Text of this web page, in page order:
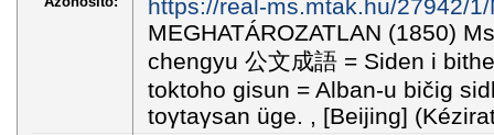
https://real-ms.mtak.hu/27942/
MEGHATÁROZATLAN (1850)
chengyu 公文成語 = Siden i
toktoho gisun = Alban-u bičig
toγtaγsan üge. , [Beijing]